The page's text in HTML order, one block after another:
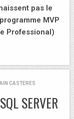
pas le
MVP
Professional)
CASTERES
SERVER